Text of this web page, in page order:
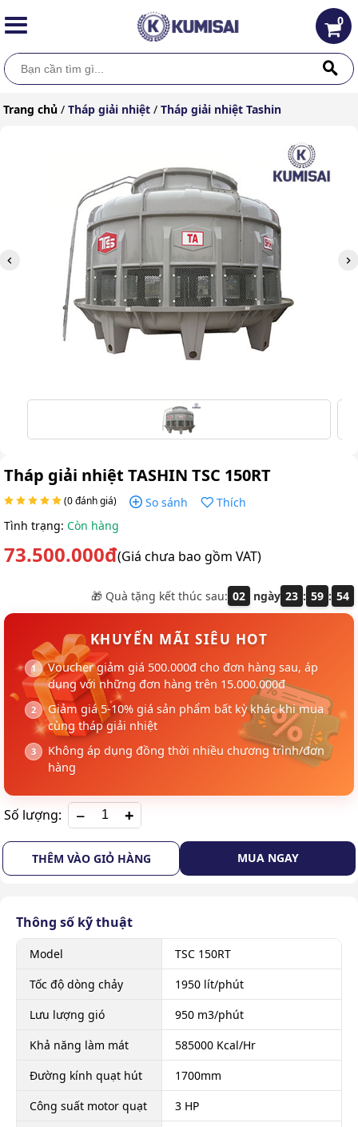
0
Trang chủ / Tháp giải nhiệt / Tháp giải nhiệt Tashin
Tháp giải nhiệt TASHIN TSC 150RT
(0 đánh giá) So sánh
Thích
Tình trạng: Còn hàng
73.500.000đ(Giá chưa bao gồm VAT)
🎁 Quà tặng kết thúc sau: 02 ngày 23 : 59 : 54
KHUYẾN MÃI SIÊU HOT
Voucher giảm giá 500.000đ cho đơn hàng sau, áp
dụng với những đơn hàng trên 15.000.000đ
Giảm giá 5-10% giá sản phẩm bất kỳ khác khi mua
cùng tháp giải nhiệt
Không áp dụng đồng thời nhiều chương trình/đơn
hàng
Số lượng: +
THÊM VÀO GIỎ HÀNG MUA NGAY
Thông số kỹ thuật
Model
TSC 150RT
Tốc độ dòng chảy
1950 lít/phút
Lưu lượng gió
950 m3/phút
Khả năng làm mát
585000 Kcal/Hr
Đường kính quạt hút
1700mm
Công suất motor quạt
3 HP